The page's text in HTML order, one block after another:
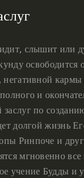
слышит или
освободится
негативной
и
заслуг по
долгой жизнь
Ринпоче и
мгновенно
учение Будды и